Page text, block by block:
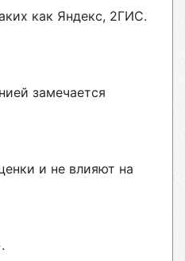
как Яндекс, 2ГИС.
замечается
и не влияют на